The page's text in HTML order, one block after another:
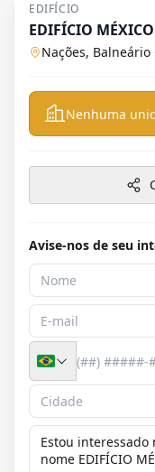
EDIFÍCIO
EDIFÍCIO MÉXICO
Nações, Balneário
Nenhuma
Avise-nos de seu